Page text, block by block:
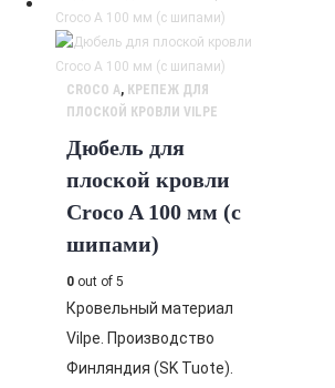
CROCO A, КРЕПЕЖ ДЛЯ
ПЛОСКОЙ КРОВЛИ VILPE
Дюбель для
плоской кровли
Croco A 100 мм (с
шипами)
0 out of 5
Кровельный материал
Vilpe. Производство
Финляндия (SK Tuote).